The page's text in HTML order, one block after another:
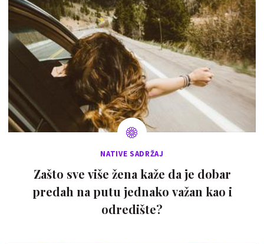
NATIVE SADRŽAJ
Zašto sve više žena kaže da je dobar
predah na putu jednako važan kao i
odredište?